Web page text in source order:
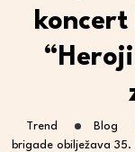
koncert
Trend Blog
brigade obilježava